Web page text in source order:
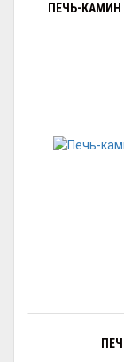
ПЕЧЬ-КАМИН